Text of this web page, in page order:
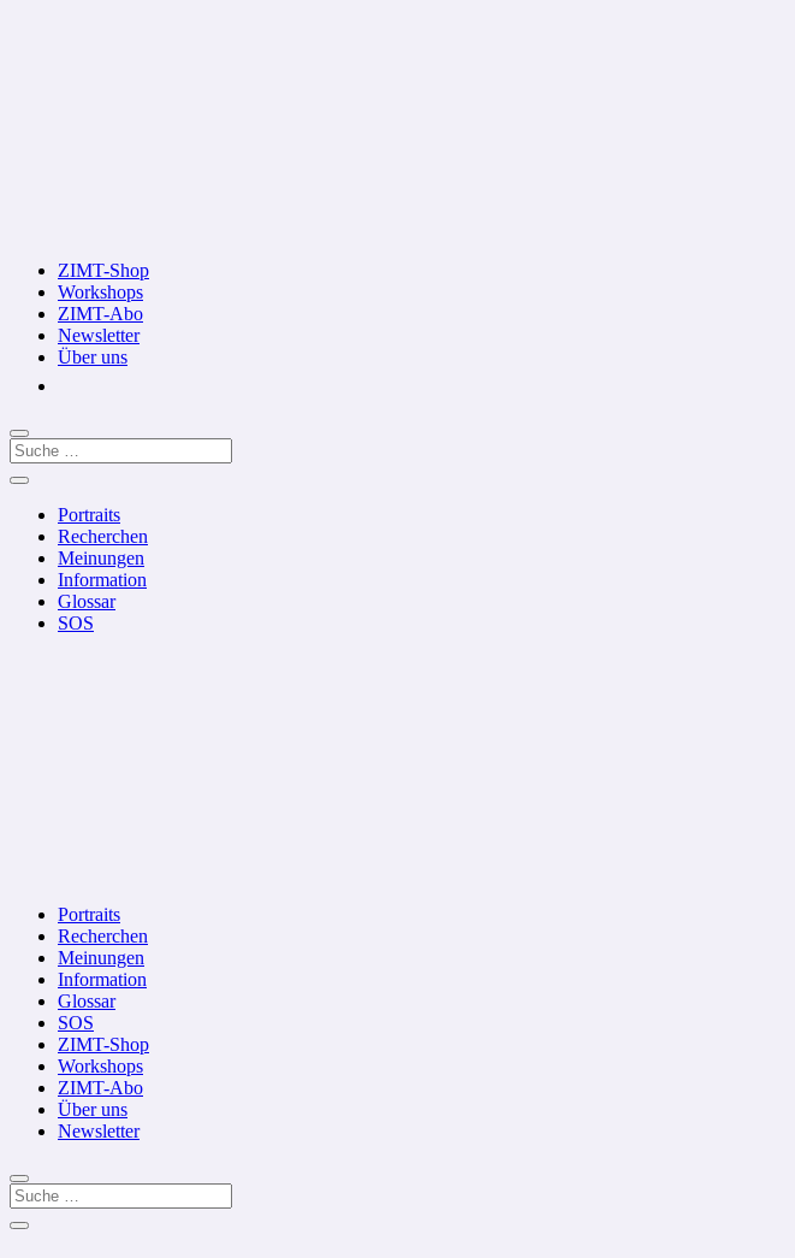
ZIMT-Shop
Workshops
ZIMT-Abo
Newsletter
Über uns
Portraits
Recherchen
Meinungen
Information
Glossar
SOS
Portraits
Recherchen
Meinungen
Information
Glossar
SOS
ZIMT-Shop
Workshops
ZIMT-Abo
Über uns
Newsletter